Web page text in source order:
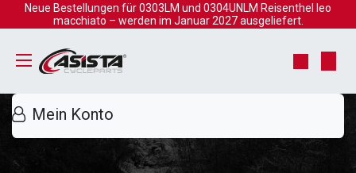
Zum Inhalt springen
Neue Bestellungen für 0303LM und 0304UNLM Reisenthel leo
macchiato – werden im Januar 2027 ausgeliefert.
Mein Konto